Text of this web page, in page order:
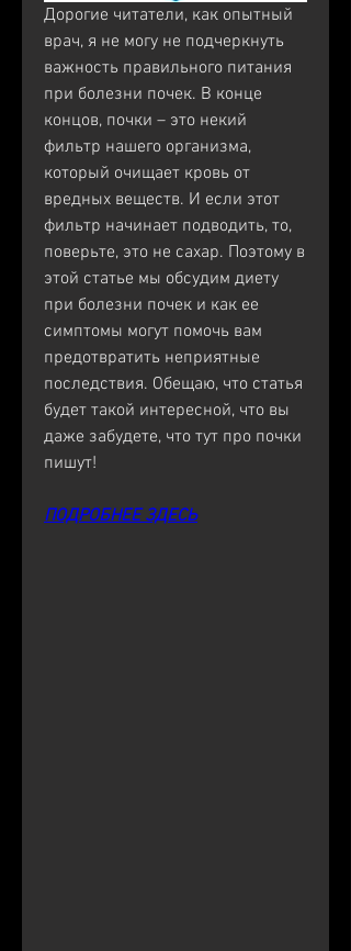
Дорогие читатели, как опытный
врач, я не могу не подчеркнуть
важность правильного питания
при болезни почек. В конце
концов, почки – это некий
фильтр нашего организма,
который очищает кровь от
вредных веществ. И если этот
фильтр начинает подводить, то,
поверьте, это не сахар. Поэтому в
этой статье мы обсудим диету
при болезни почек и как ее
симптомы могут помочь вам
предотвратить неприятные
последствия. Обещаю, что статья
будет такой интересной, что вы
даже забудете, что тут про почки
пишут!
ПОДРОБНЕЕ ЗДЕСЬ